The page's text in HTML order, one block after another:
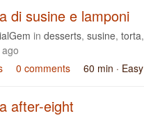
di susine e lamponi
in desserts, susine, torta,
0 comments 60 min · Easy
after-eight